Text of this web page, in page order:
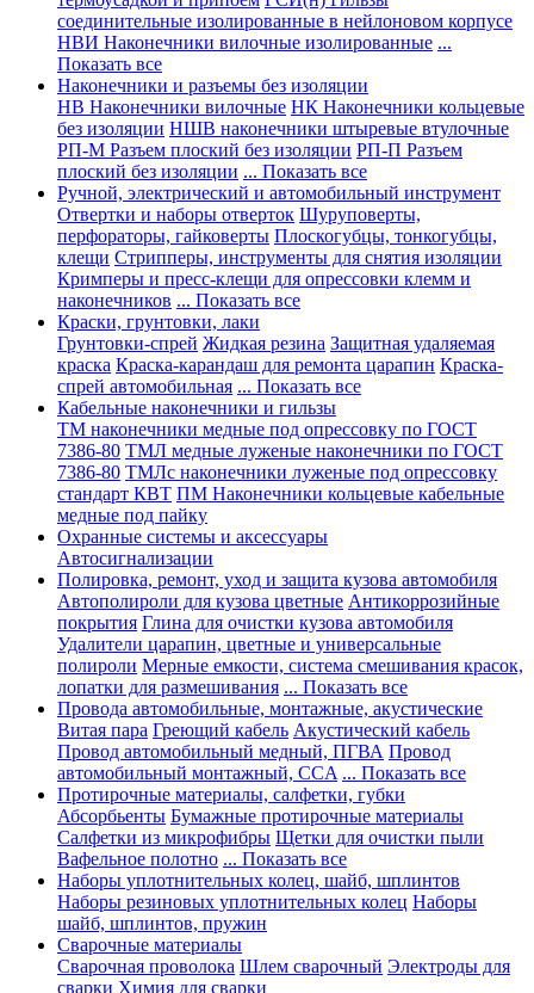
соединительные изолированные в нейлоновом корпусе
НВИ Наконечники вилочные изолированные ...
Показать все
Наконечники и разъемы без изоляции
НВ Наконечники вилочные НК Наконечники кольцевые
без изоляции НШВ наконечники штыревые втулочные
РП-М Разъем плоский без изоляции РП-П Разъем
плоский без изоляции ... Показать все
Ручной, электрический и автомобильный инструмент
Отвертки и наборы отверток Шуруповерты,
перфораторы, гайковерты Плоскогубцы, тонкогубцы,
клещи Стрипперы, инструменты для снятия изоляции
Кримперы и пресс-клещи для опрессовки клемм и
наконечников ... Показать все
Краски, грунтовки, лаки
Грунтовки-спрей Жидкая резина Защитная удаляемая
краска Краска-карандаш для ремонта царапин Краска-
спрей автомобильная ... Показать все
Кабельные наконечники и гильзы
ТМ наконечники медные под опрессовку по ГОСТ
7386-80 ТМЛ медные луженые наконечники по ГОСТ
7386-80 ТМЛс наконечники луженые под опрессовку
стандарт КВТ ПМ Наконечники кольцевые кабельные
медные под пайку
Охранные системы и аксессуары
Автосигнализации
Полировка, ремонт, уход и защита кузова автомобиля
Автополироли для кузова цветные Антикоррозийные
покрытия Глина для очистки кузова автомобиля
Удалители царапин, цветные и универсальные
полироли Мерные емкости, система смешивания красок,
лопатки для размешивания ... Показать все
Провода автомобильные, монтажные, акустические
Витая пара Греющий кабель Акустический кабель
Провод автомобильный медный, ПГВА Провод
автомобильный монтажный, CCA ... Показать все
Протирочные материалы, салфетки, губки
Абсорбьенты Бумажные протирочные материалы
Салфетки из микрофибры Щетки для очистки пыли
Вафельное полотно ... Показать все
Наборы уплотнительных колец, шайб, шплинтов
Наборы резиновых уплотнительных колец Наборы
шайб, шплинтов, пружин
Сварочные материалы
Сварочная проволока Шлем сварочный Электроды для
сварки Химия для сварки